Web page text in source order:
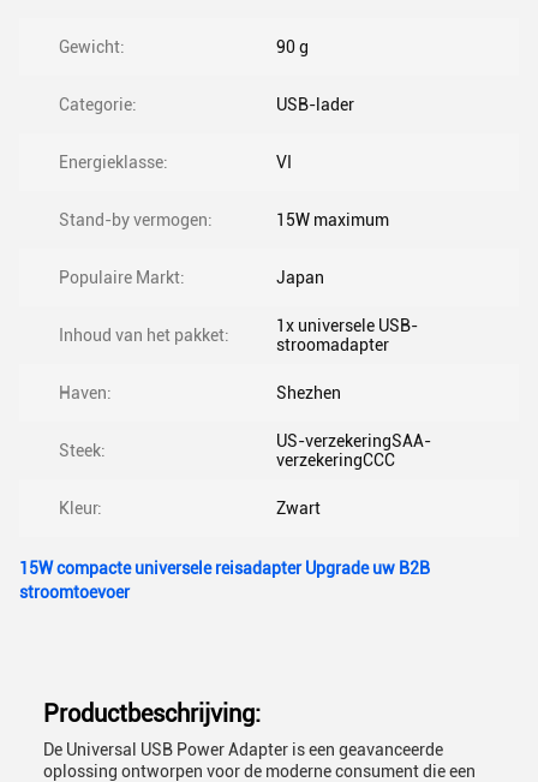
Gewicht: 90 g
Categorie: USB-lader
Energieklasse: VI
Stand-by vermogen: 15W maximum
Populaire Markt: Japan
Inhoud van het pakket:
1x universele USB-
stroomadapter
Haven: Shezhen
Steek:
US-verzekeringSAA-
verzekeringCCC
Kleur: Zwart
15W compacte universele reisadapter Upgrade uw B2B
stroomtoevoer
Productbeschrijving:
De Universal USB Power Adapter is een geavanceerde
oplossing ontworpen voor de moderne consument die een